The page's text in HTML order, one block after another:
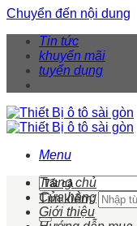
Chuyển đến nội dung
Tin tức
khuyến mãi
tuyển dụng
Menu
Tìm kiếm:
Trang chủ
Cửa hàng
Giới thiệu